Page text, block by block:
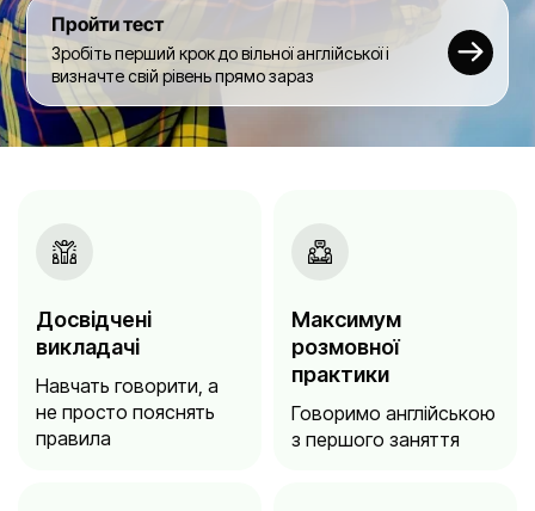
Пройти тест
Зробіть перший крок до вільної англійської і
визначте свій рівень прямо зараз
Досвідчені
викладачі
Навчать говорити, а
не просто пояснять
правила
Максимум
розмовної
практики
Говоримо англійською
з першого заняття